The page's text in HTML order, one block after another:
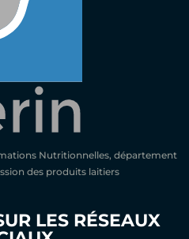
Nutritionnelles, département
des produits laitiers
LES RÉSEAUX